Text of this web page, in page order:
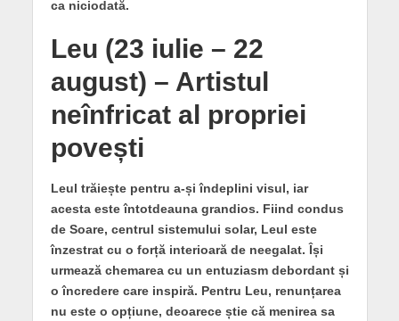
ca niciodată.
Leu (23 iulie – 22
august) – Artistul
neînfricat al propriei
povești
Leul trăiește pentru a-și îndeplini visul, iar
acesta este întotdeauna grandios. Fiind condus
de Soare, centrul sistemului solar, Leul este
înzestrat cu o forță interioară de neegalat. Își
urmează chemarea cu un entuziasm debordant și
o încredere care inspiră. Pentru Leu, renunțarea
nu este o opțiune, deoarece știe că menirea sa